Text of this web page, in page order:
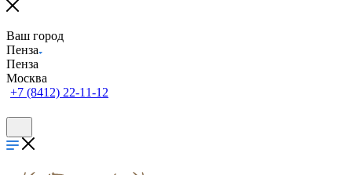
Ваш город
Пенза
Пенза
Москва
+7 (8412) 22-11-12